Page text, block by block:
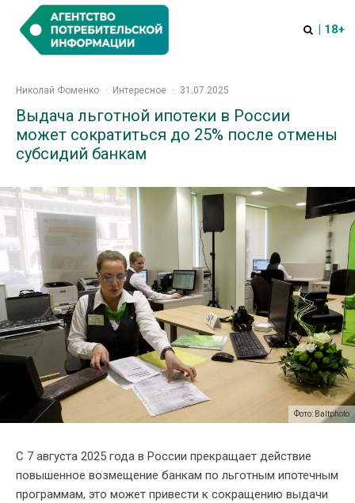
| 18+
Николай Фоменко · Интересное · 31.07.2025
Выдача льготной ипотеки в России
может сократиться до 25% после отмены
субсидий банкам
Фото: Baltphoto
С 7 августа 2025 года в России прекращает действие
повышенное возмещение банкам по льготным ипотечным
программам, это может привести к сокращению выдачи